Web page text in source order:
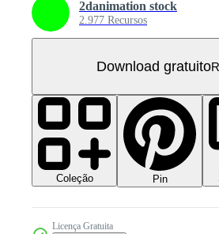
2danimation stock
2.977 Recursos
Download gratuito
Coleção Pin
Licença Gratuita